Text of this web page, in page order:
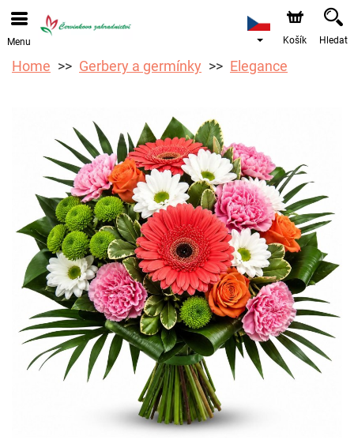
Objednávky přes e-shop přijímáme. Nejbližší možné
doručení je od 12.8.2026 z důvodu dovolené.
Menu Košík Hledat
Home Gerbery a germínky Elegance